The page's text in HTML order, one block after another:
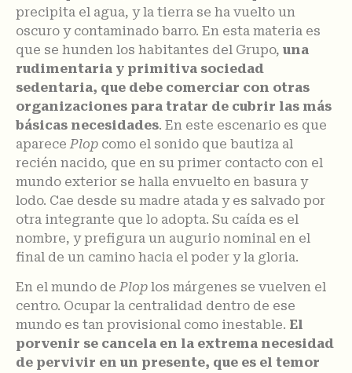
precipita el agua, y la tierra se ha vuelto un
oscuro y contaminado barro. En esta materia es
que se hunden los habitantes del Grupo, una
rudimentaria y primitiva sociedad
sedentaria, que debe comerciar con otras
organizaciones para tratar de cubrir las más
básicas necesidades. En este escenario es que
aparece Plop como el sonido que bautiza al
recién nacido, que en su primer contacto con el
mundo exterior se halla envuelto en basura y
lodo. Cae desde su madre atada y es salvado por
otra integrante que lo adopta. Su caída es el
nombre, y prefigura un augurio nominal en el
final de un camino hacia el poder y la gloria.
En el mundo dePlop los márgenes se vuelven el
centro. Ocupar la centralidad dentro de ese
mundo es tan provisional como inestable. El
porvenir se cancela en la extrema necesidad
de pervivir en un presente, que es el temor